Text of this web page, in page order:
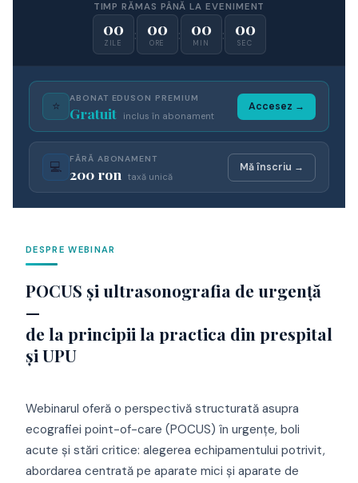
TIMP RĂMAS PÂNĂ LA EVENIMENT
00
ZILE
: 00
ORE
: 00
MIN
: 00
SEC
⭐
ABONAT EDUSON PREMIUM
Gratuit inclus în abonament
Accesez →
💻
FĂRĂ ABONAMENT
200 ron taxă unică
Mă înscriu →
DESPRE WEBINAR
POCUS și ultrasonografia de urgență
—
de la principii la practica din prespital
și UPU
Webinarul oferă o perspectivă structurată asupra
ecografiei point-of-care (POCUS) în urgențe, boli
acute și stări critice: alegerea echipamentului potrivit,
abordarea centrată pe aparate mici și aparate de